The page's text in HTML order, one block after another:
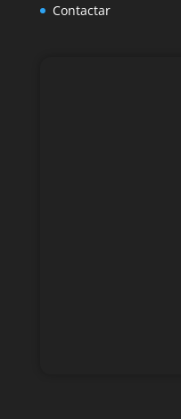
Contactar